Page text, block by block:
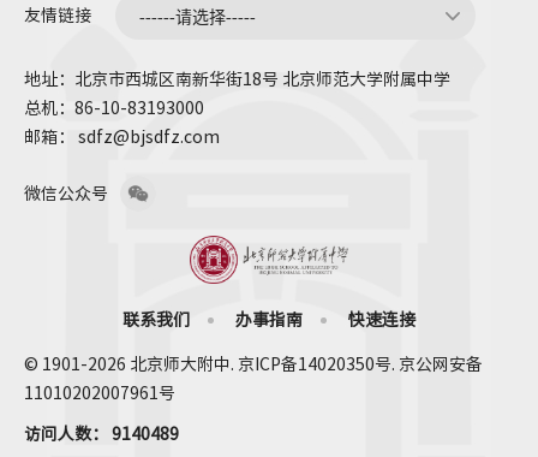
友情链接
地址：北京市西城区南新华街18号 北京师范大学附属中学
总机：86-10-83193000
邮箱： sdfz@bjsdfz.com
微信公众号
联系我们 办事指南 快速连接
© 1901-2026 北京师大附中. 京ICP备14020350号. 京公网安备
11010202007961号
访问人数： 9140489